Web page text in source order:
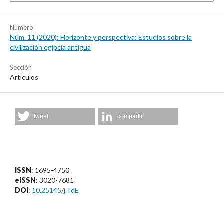
Número
Núm. 11 (2020): Horizonte y perspectiva: Estudios sobre la
civilización egipcia antigua
Sección
Artículos
tweet compartir
ISSN: 1695-4750
eISSN: 3020-7681
DOI: 10.25145/j.TdE